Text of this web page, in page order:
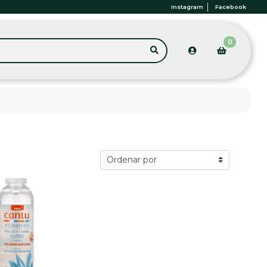
Instagram Facebook
0